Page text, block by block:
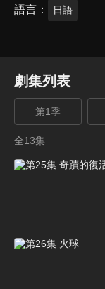
語言 日語
劇集列表
第1季
全13集